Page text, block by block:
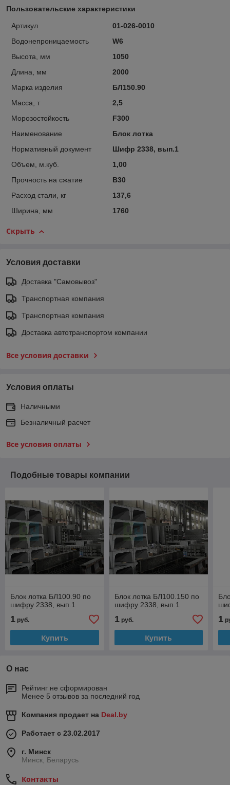
Пользовательские характеристики
Артикул
01-026-0010
Водонепроницаемость
W6
Высота, мм
1050
Длина, мм
2000
Марка изделия
БЛ150.90
Масса, т
2,5
Морозостойкость
F300
Наименование
Блок лотка
Нормативный документ
Шифр 2338, вып.1
Объем, м.куб.
1,00
Прочность на сжатие
B30
Расход стали, кг
137,6
Ширина, мм
1760
Скрыть
Условия доставки
Доставка "Самовывоз"
Транспортная компания
Транспортная компания
Доставка автотранспортом компании
Все условия доставки
Условия оплаты
Наличными
Безналичный расчет
Все условия оплаты
Подобные товары компании
Блок лотка БЛ100.90 по
шифру 2338, вып.1
1 руб.
Купить
Блок лотка БЛ100.150 по
шифру 2338, вып.1
1руб.
Купить
1
О нас
Рейтинг не сформирован
Менее 5 отзывов за последний год
Компания продает на Deal.by
Работает с 23.02.2017
г. Минск
Минск, Беларусь
Контакты